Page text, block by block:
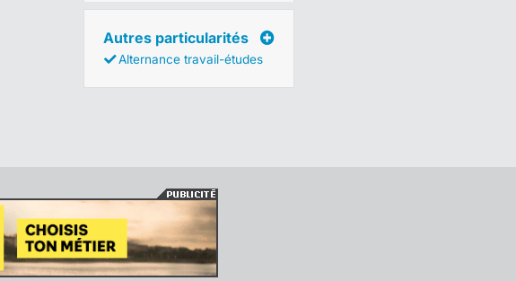
Autres particularités
Alternance travail-études